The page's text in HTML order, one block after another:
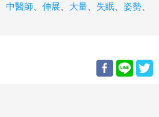
中醫師 伸展 大量 失眠 姿勢